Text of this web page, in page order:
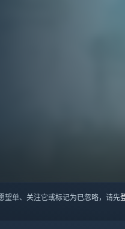
望单、关注它或标记为已忽略，请先